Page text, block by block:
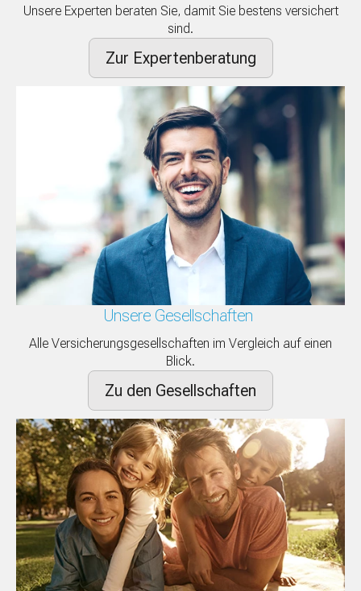
Unsere Experten beraten Sie, damit Sie bestens versichert
sind.
Zur Expertenberatung
Unsere Gesellschaften
Alle Versicherungsgesellschaften im Vergleich auf einen
Blick.
Zu den Gesellschaften